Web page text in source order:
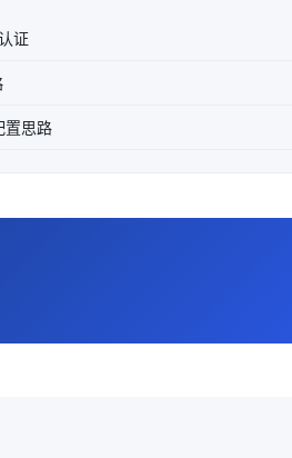
证
置思路